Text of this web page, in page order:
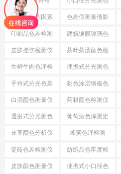
仪
色差仪影响因素 色差仪测量值影
响因素
印刷品色差检测
仪
建筑镀膜玻璃色
差检测仪
皮肤挫伤检测仪 茶叶茶汤颜色检
测仪
生鲜牛肉色泽检
测仪
便携式分光测色
仪
手持式分光色差
仪
彩色涂层钢板色
差检测仪
白酒颜色测量仪 药材颜色检测仪
透射式分光测色
仪
葡萄酒色泽测定
皮革颜色分析仪 蜂蜜色泽检测
瓷砖色差检测仪 纺织品色牢度检
测
皮肤颜色测量仪 便携式小口径色